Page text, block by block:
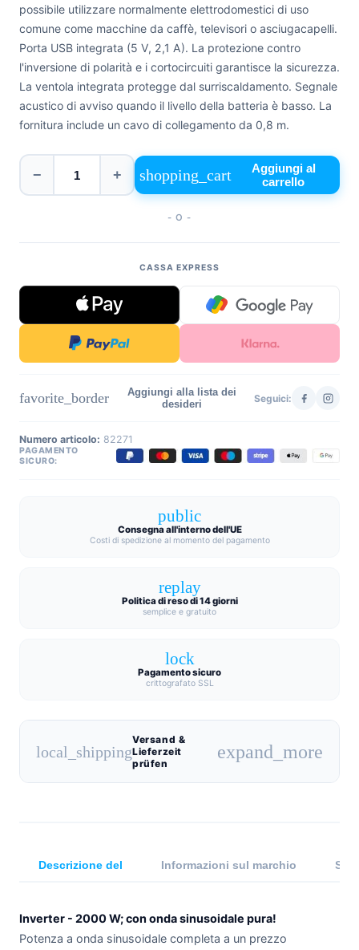
possibile utilizzare normalmente elettrodomestici di uso
comune come macchine da caffè, televisori o asciugacapelli.
Porta USB integrata (5 V, 2,1 A). La protezione contro
l'inversione di polarità e i cortocircuiti garantisce la sicurezza.
La ventola integrata protegge dal surriscaldamento. Segnale
acustico di avviso quando il livello della batteria è basso. La
fornitura include un cavo di collegamento da 0,8 m.
− + shopping_cart
Aggiungi al
carrello
- O -
CASSA EXPRESS
favorite_border
Aggiungi alla lista dei
desideri
Seguici:
Numero articolo: 82271
PAGAMENTO
SICURO:
public
Consegna all'interno dell'UE
Costi di spedizione al momento del pagamento
replay
Politica di reso di 14 giorni
semplice e gratuito
lock
Pagamento sicuro
crittografato SSL
local_shipping
Versand &
Lieferzeit
prüfen
expand_more
Descrizione del Informazioni sul marchio
Inverter - 2000 W; con onda sinusoidale pura!
Potenza a onda sinusoidale completa a un prezzo